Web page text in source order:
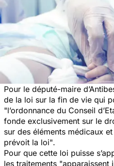
Pour le député-maire
de la loi sur la fin de vie qui
"l’ordonnance du Conseil
fonde exclusivement sur le
sur des éléments médicaux
prévoit la loi".
Pour que cette loi puisse
les traitements "apparaissent